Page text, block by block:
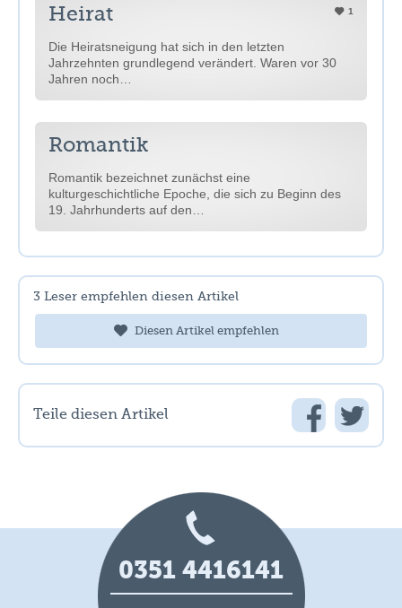
Heirat 1
Die Heiratsneigung hat sich in den letzten
Jahrzehnten grundlegend verändert. Waren vor 30
Jahren noch…
Romantik
Romantik bezeichnet zunächst eine
kulturgeschichtliche Epoche, die sich zu Beginn des
19. Jahrhunderts auf den…
3 Leser empfehlen diesen Artikel
Diesen Artikel empfehlen
Teile diesen Artikel
0351 4416141